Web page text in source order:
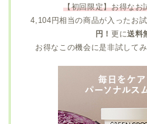
【初回限定】お得なお
4,104円相当の商品が入ったお
円！ 更に送料
お得なこの機会に是非試して